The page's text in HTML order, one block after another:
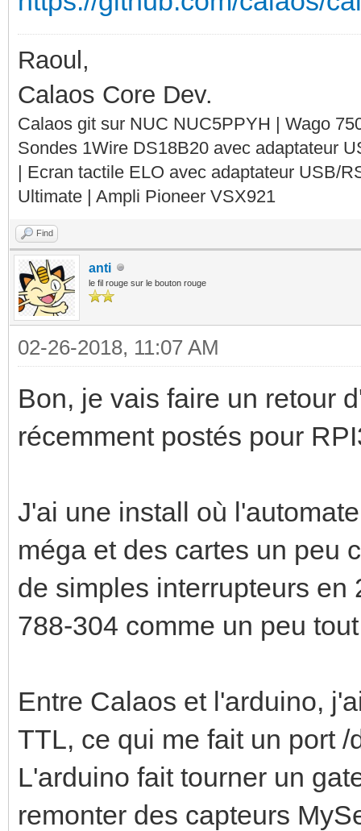
Raoul,
Calaos Core Dev.
Calaos git sur NUC NUC5PPYH | Wago
Sondes 1Wire DS18B20 avec adaptateur
| Ecran tactile ELO avec adaptateur USB/
Ultimate | Ampli Pioneer VSX921
Find
anti
le fil rouge sur le bouton rouge
02-26-2018, 11:07 AM
Bon, je vais faire un retour
récemment postés pour
J'ai une install où
méga et des cartes un peu
de simples interrupteurs en
788-304 comme un peu
Entre Calaos et l'arduino,
TTL, ce qui me fait un port
L'arduino fait tourner un
remonter des capteurs